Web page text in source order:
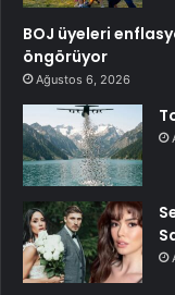
BOJ üyeleri
öngörüyor
Ağustos 6, 2026